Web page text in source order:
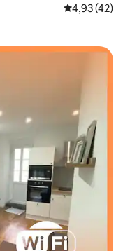
Средна
4,93 (42)